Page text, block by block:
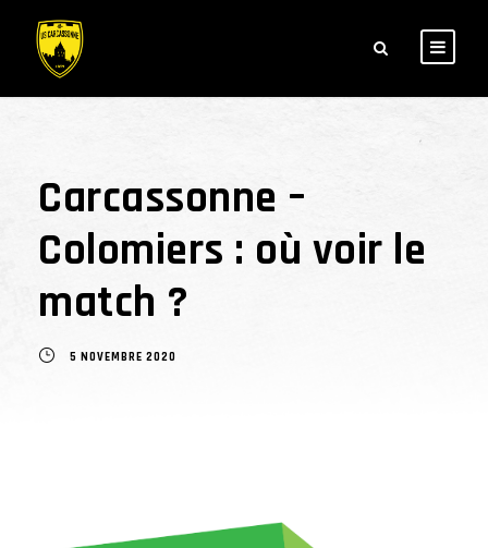
Carcassonne –
Colomiers : où voir le
match ?
5 NOVEMBRE 2020